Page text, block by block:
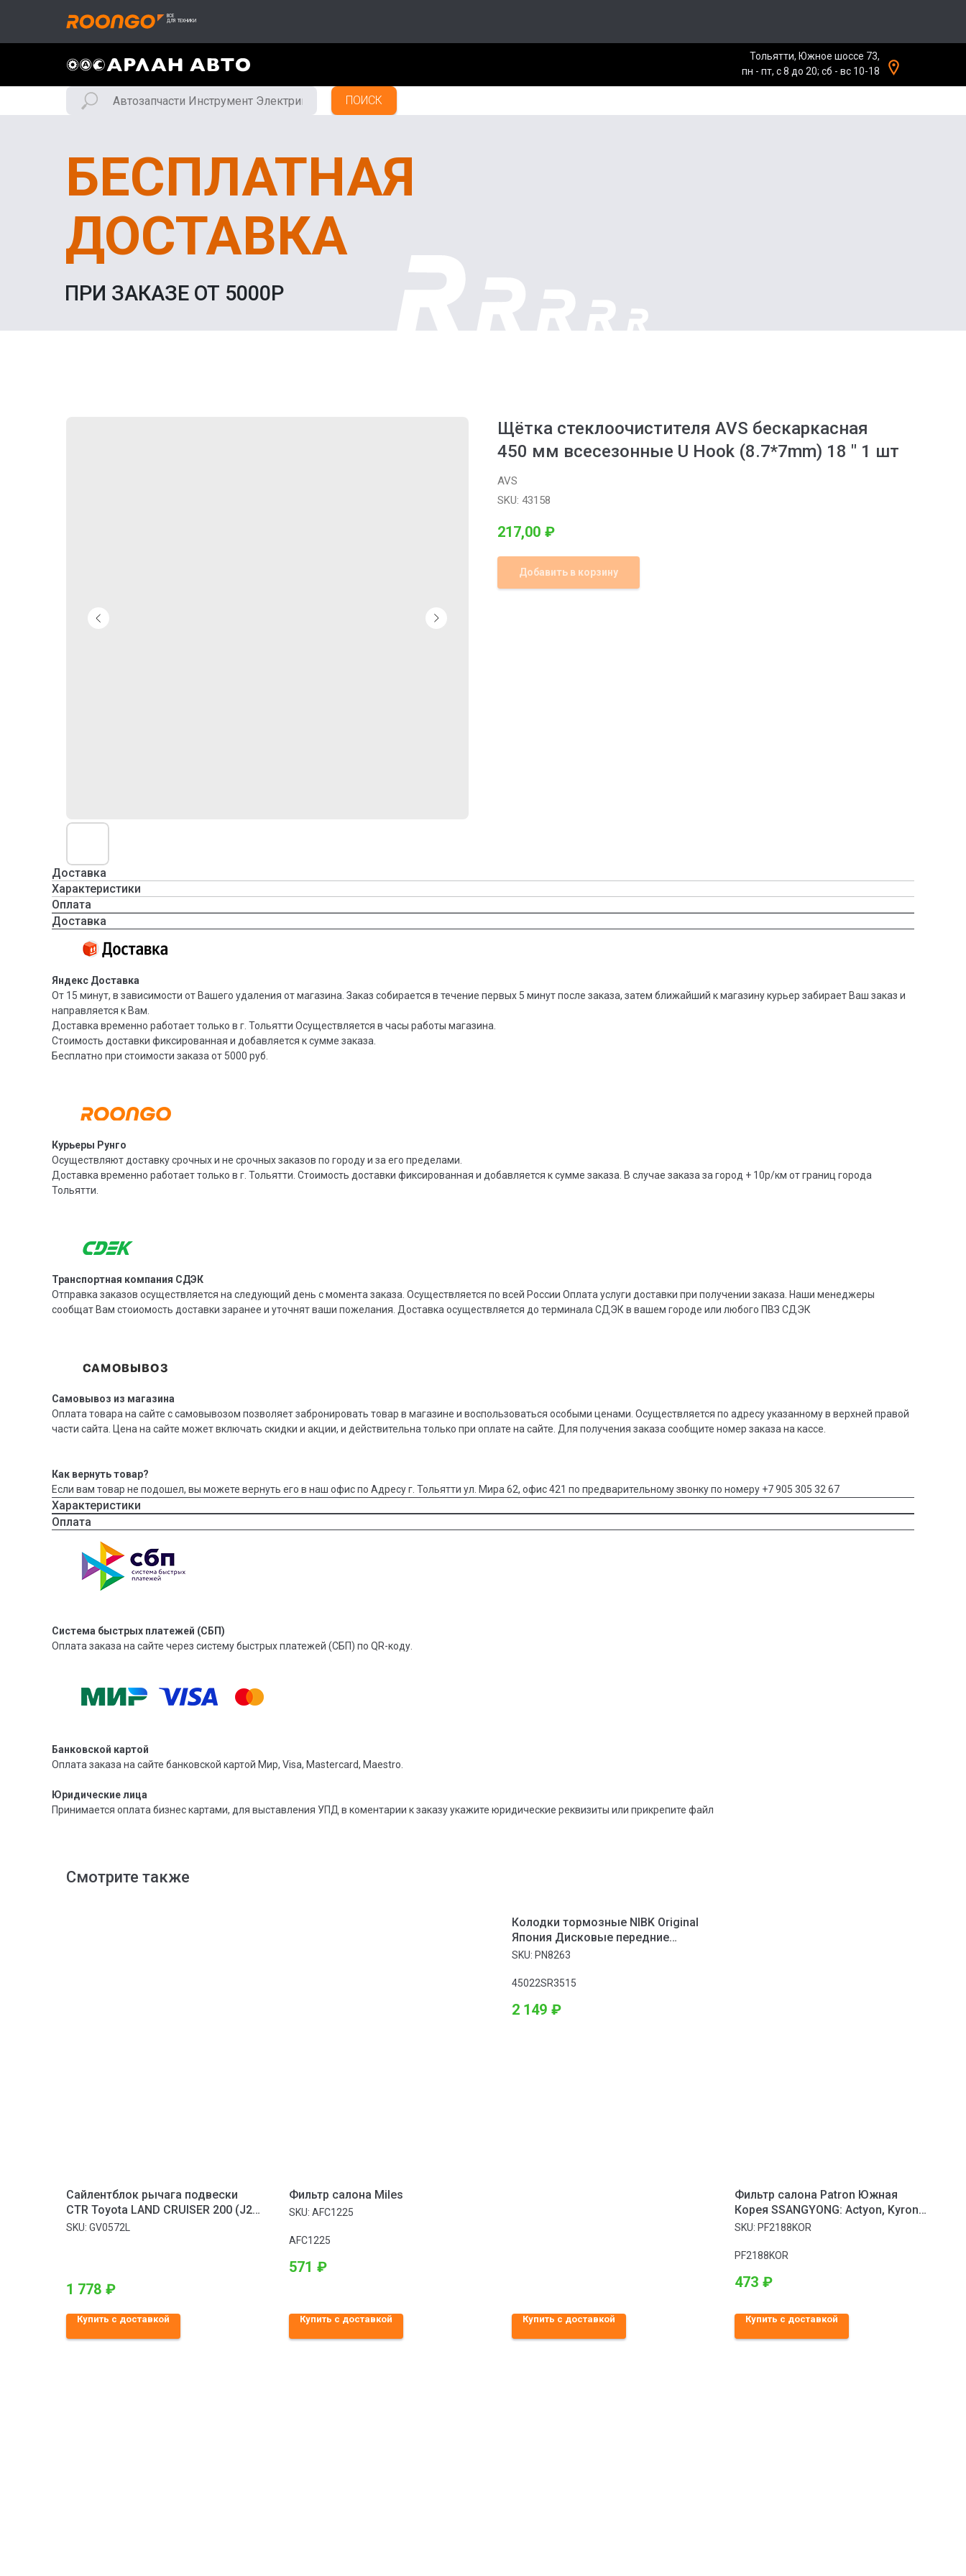
Тольятти, Южное шоссе 73,
пн - пт, с 8 до 20; сб - вс 10-18
ПОИСК
БЕСПЛАТНАЯ
ДОСТАВКА
ПРИ ЗАКАЗЕ ОТ 5000Р
Щётка стеклоочистителя AVS бескаркасная
450 мм всесезонные U Hook (8.7*7mm) 18 " 1 шт
AVS
SKU: 43158
217,00 ₽
Добавить в корзину
Доставка
Характеристики
Оплата
Доставка
Яндекс Доставка
От 15 минут, в зависимости от Вашего удаления от магазина. Заказ собирается в течение первых 5 минут после заказа, затем ближайший к магазину курьер забирает Ваш заказ и
направляется к Вам.
Доставка временно работает только в г. Тольятти Осуществляется в часы работы магазина.
Стоимость доставки фиксированная и добавляется к сумме заказа.
Бесплатно при стоимости заказа от 5000 руб.
Курьеры Рунго
Осуществляют доставку срочных и не срочных заказов по городу и за его пределами.
Доставка временно работает только в г. Тольятти. Стоимость доставки фиксированная и добавляется к сумме заказа. В случае заказа за город + 10р/км от границ города
Тольятти.
Транспортная компания СДЭК
Отправка заказов осуществляется на следующий день с момента заказа. Осуществляется по всей России Оплата услуги доставки при получении заказа. Наши менеджеры
сообщат Вам стоиомость доставки заранее и уточнят ваши пожелания. Доставка осуществляется до терминала СДЭК в вашем городе или любого ПВЗ СДЭК
Самовывоз из магазина
Оплата товара на сайте с самовывозом позволяет забронировать товар в магазине и воспользоваться особыми ценами. Осуществляется по адресу указанному в верхней правой
части сайта. Цена на сайте может включать скидки и акции, и действительна только при оплате на сайте. Для получения заказа сообщите номер заказа на кассе.
Как вернуть товар?
Если вам товар не подошел, вы можете вернуть его в наш офис по Адресу г. Тольятти ул. Мира 62, офис 421 по предварительному звонку по номеру +7 905 305 32 67
Характеристики
Оплата
Система быстрых платежей (СБП)
Оплата заказа на сайте через систему быстрых платежей (СБП) по QR-коду.
Банковской картой
Оплата заказа на сайте банковской картой Мир, Visa, Mastercard, Maestro.
Юридические лица
Принимается оплата бизнес картами, для выставления УПД в коментарии к заказу укажите юридические реквизиты или прикрепите файл
Смотрите также
Сайлентблок рычага подвески
CTR Toyota LAND CRUISER 200 (J2)
07-
SKU: GV0572L
1 778 ₽
Купить с доставкой
Фильтр салона Miles
SKU: AFC1225
AFC1225
571 ₽
Купить с доставкой
Колодки тормозные NIBK Original
Япония Дисковые передние
Органические (безасбестовые)
SKU: PN8263
45022SR3515
2 149 ₽
Купить с доставкой
Фильтр салона Patron Южная
Корея SSANGYONG: Actyon, Kyron
05-, Rodius 05-
SKU: PF2188KOR
PF2188KOR
473 ₽
Купить с доставкой